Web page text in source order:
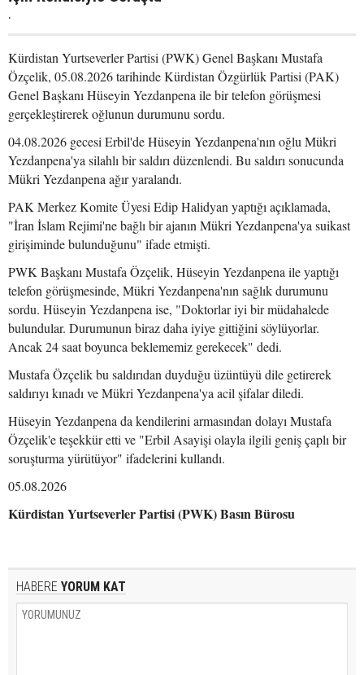
.
Kürdistan Yurtseverler Partisi (PWK) Genel Başkanı Mustafa
Özçelik, 05.08.2026 tarihinde Kürdistan Özgürlük Partisi (PAK)
Genel Başkanı Hüseyin Yezdanpena ile bir telefon görüşmesi
gerçekleştirerek oğlunun durumunu sordu.
04.08.2026 gecesi Erbil'de Hüseyin Yezdanpena'nın oğlu Mükri
Yezdanpena'ya silahlı bir saldırı düzenlendi. Bu saldırı sonucunda
Mükri Yezdanpena ağır yaralandı.
PAK Merkez Komite Üyesi Edip Halidyan yaptığı açıklamada,
"İran İslam Rejimi'ne bağlı bir ajanın Mükri Yezdanpena'ya suikast
girişiminde bulunduğunu" ifade etmişti.
PWK Başkanı Mustafa Özçelik, Hüseyin Yezdanpena ile yaptığı
telefon görüşmesinde, Mükri Yezdanpena'nın sağlık durumunu
sordu. Hüseyin Yezdanpena ise, "Doktorlar iyi bir müdahalede
bulundular. Durumunun biraz daha iyiye gittiğini söylüyorlar.
Ancak 24 saat boyunca beklememiz gerekecek" dedi.
Mustafa Özçelik bu saldırıdan duyduğu üzüntüyü dile getirerek
saldırıyı kınadı ve Mükri Yezdanpena'ya acil şifalar diledi.
Hüseyin Yezdanpena da kendilerini armasından dolayı Mustafa
Özçelik'e teşekkür etti ve "Erbil Asayişi olayla ilgili geniş çaplı bir
soruşturma yürütüyor" ifadelerini kullandı.
05.08.2026
Kürdistan Yurtseverler Partisi (PWK) Basın Bürosu
HABERE YORUM KAT